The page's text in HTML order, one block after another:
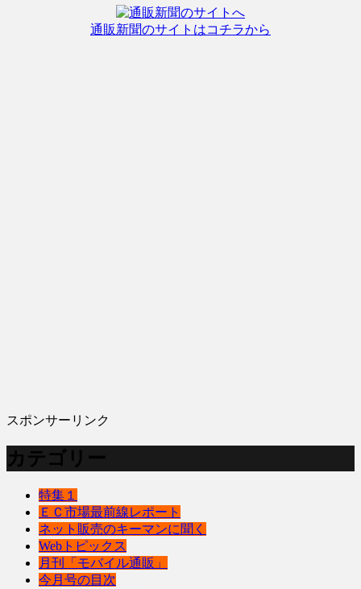
通販新聞のサイトはコチラから
スポンサーリンク
カテゴリー
特集１
ＥＣ市場最前線レポート
ネット販売のキーマンに聞く
Webトピックス
月刊「モバイル通販」
今月号の目次